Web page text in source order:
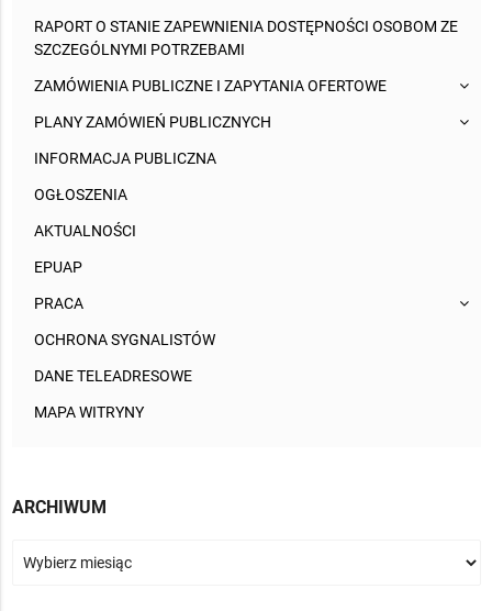
RAPORT O STANIE ZAPEWNIENIA DOSTĘPNOŚCI OSOBOM ZE
SZCZEGÓLNYMI POTRZEBAMI
ZAMÓWIENIA PUBLICZNE I ZAPYTANIA OFERTOWE
PLANY ZAMÓWIEŃ PUBLICZNYCH
INFORMACJA PUBLICZNA
OGŁOSZENIA
AKTUALNOŚCI
EPUAP
PRACA
OCHRONA SYGNALISTÓW
DANE TELEADRESOWE
MAPA WITRYNY
ARCHIWUM